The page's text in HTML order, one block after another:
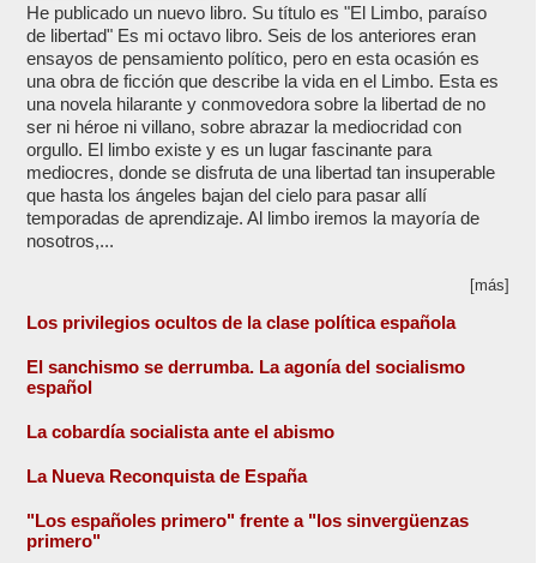
He publicado un nuevo libro. Su título es "El Limbo, paraíso
de libertad" Es mi octavo libro. Seis de los anteriores eran
ensayos de pensamiento político, pero en esta ocasión es
una obra de ficción que describe la vida en el Limbo. Esta es
una novela hilarante y conmovedora sobre la libertad de no
ser ni héroe ni villano, sobre abrazar la mediocridad con
orgullo. El limbo existe y es un lugar fascinante para
mediocres, donde se disfruta de una libertad tan insuperable
que hasta los ángeles bajan del cielo para pasar allí
temporadas de aprendizaje. Al limbo iremos la mayoría de
nosotros,...
[más]
Los privilegios ocultos de la clase política española
El sanchismo se derrumba. La agonía del socialismo
español
La cobardía socialista ante el abismo
La Nueva Reconquista de España
"Los españoles primero" frente a "los sinvergüenzas
primero"